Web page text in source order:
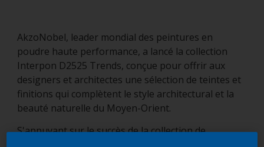
AkzoNobel, leader mondial des peintures en
poudre haute performance, a lancé la collection
Interpon D2525 Trends, conçue pour offrir aux
designers et architectes une sélection de teintes et
finitions qui complètent le style architectural et la
beauté naturelle du Moyen-Orient.
S'appuyant sur le succès de la collection de